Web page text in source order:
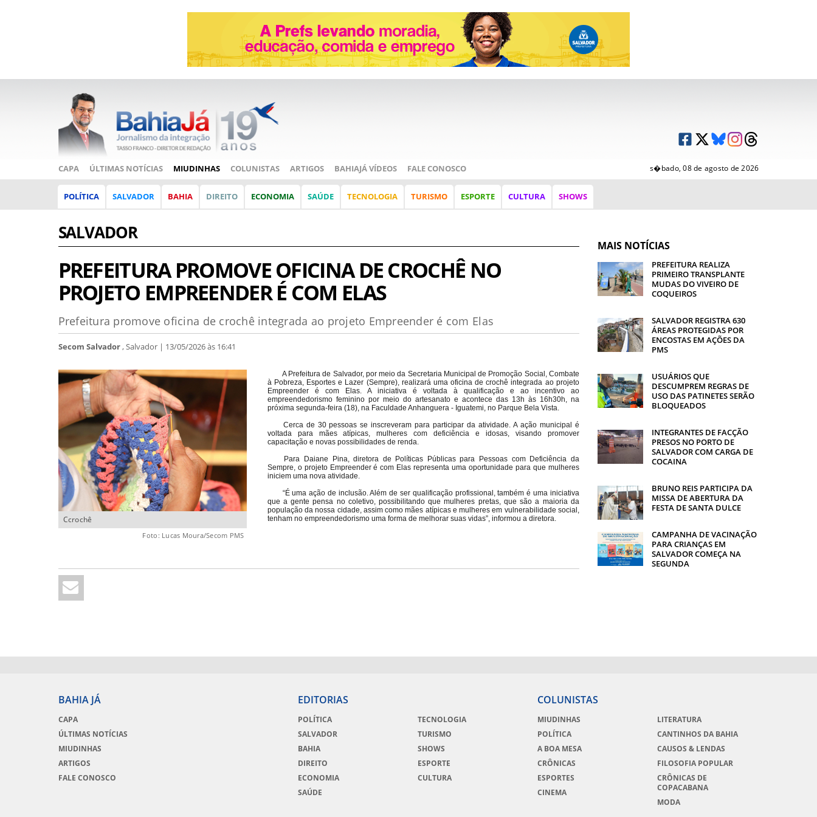
CAPA ÚLTIMAS NOTÍCIAS MIUDINHAS COLUNISTAS ARTIGOS BAHIAJÁ VÍDEOS FALE CONOSCO s�bado, 08 de agosto de 2026
POLÍTICA SALVADOR BAHIA DIREITO ECONOMIA SAÚDE TECNOLOGIA TURISMO ESPORTE CULTURA SHOWS
SALVADOR
PREFEITURA PROMOVE OFICINA DE CROCHÊ NO
PROJETO EMPREENDER É COM ELAS
Prefeitura promove oficina de crochê integrada ao projeto Empreender é com Elas
Secom Salvador, Salvador | 13/05/2026 às 16:41
Ccrochê
Foto: Lucas Moura/Secom PMS
A Prefeitura de Salvador, por meio da Secretaria Municipal de Promoção Social, Combate
à Pobreza, Esportes e Lazer (Sempre), realizará uma oficina de crochê integrada ao projeto
Empreender é com Elas. A iniciativa é voltada à qualificação e ao incentivo ao
empreendedorismo feminino por meio do artesanato e acontece das 13h às 16h30h, na
próxima segunda-feira (18), na Faculdade Anhanguera - Iguatemi, no Parque Bela Vista.
Cerca de 30 pessoas se inscreveram para participar da atividade. A ação municipal é
voltada para mães atípicas, mulheres com deficiência e idosas, visando promover
capacitação e novas possibilidades de renda.
Para Daiane Pina, diretora de Políticas Públicas para Pessoas com Deficiência da
Sempre, o projeto Empreender é com Elas representa uma oportunidade para que mulheres
iniciem uma nova atividade.
“É uma ação de inclusão. Além de ser qualificação profissional, também é uma iniciativa
que a gente pensa no coletivo, possibilitando que mulheres pretas, que são a maioria da
população da nossa cidade, assim como mães atípicas e mulheres em vulnerabilidade social,
tenham no empreendedorismo uma forma de melhorar suas vidas”, informou a diretora.
MAIS NOTÍCIAS
PREFEITURA REALIZA
PRIMEIRO TRANSPLANTE
MUDAS DO VIVEIRO DE
COQUEIROS
SALVADOR REGISTRA 630
ÁREAS PROTEGIDAS POR
ENCOSTAS EM AÇÕES DA
PMS
USUÁRIOS QUE
DESCUMPREM REGRAS DE
USO DAS PATINETES SERÃO
BLOQUEADOS
INTEGRANTES DE FACÇÃO
PRESOS NO PORTO DE
SALVADOR COM CARGA DE
COCAINA
BRUNO REIS PARTICIPA DA
MISSA DE ABERTURA DA
FESTA DE SANTA DULCE
CAMPANHA DE VACINAÇÃO
PARA CRIANÇAS EM
SALVADOR COMEÇA NA
SEGUNDA
BAHIA JÁ
CAPA
ÚLTIMAS NOTÍCIAS
MIUDINHAS
ARTIGOS
FALE CONOSCO
EDITORIAS
POLÍTICA
SALVADOR
BAHIA
DIREITO
ECONOMIA
SAÚDE
TECNOLOGIA
TURISMO
SHOWS
ESPORTE
CULTURA
COLUNISTAS
MIUDINHAS
POLÍTICA
A BOA MESA
CRÔNICAS
ESPORTES
CINEMA
LITERATURA
CANTINHOS DA BAHIA
CAUSOS & LENDAS
FILOSOFIA POPULAR
CRÔNICAS DE
COPACABANA
MODA